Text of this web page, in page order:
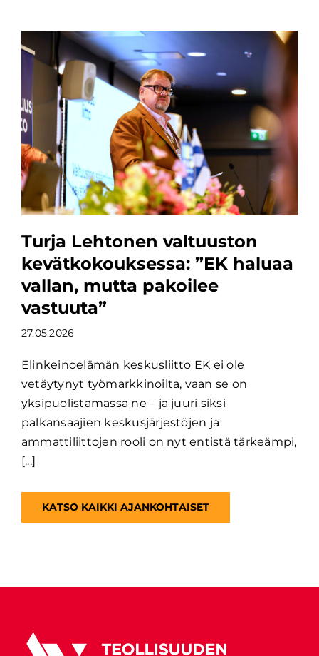
Turja Lehtonen valtuuston
kevätkokouksessa: ”EK haluaa
vallan, mutta pakoilee
vastuuta”
27.05.2026
Elinkeinoelämän keskusliitto EK ei ole
vetäytynyt työmarkkinoilta, vaan se on
yksipuolistamassa ne – ja juuri siksi
palkansaajien keskusjärjestöjen ja
ammattiliittojen rooli on nyt entistä tärkeämpi,
[...]
KATSO KAIKKI AJANKOHTAISET